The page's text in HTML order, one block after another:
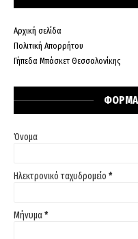
Αρχική σελίδα
Πολιτική Απορρήτου
Γήπεδα Μπάσκετ Θεσσαλονίκης
ΦΟΡΜΑ
Όνομα
Ηλεκτρονικό ταχυδρομείο *
Μήνυμα*